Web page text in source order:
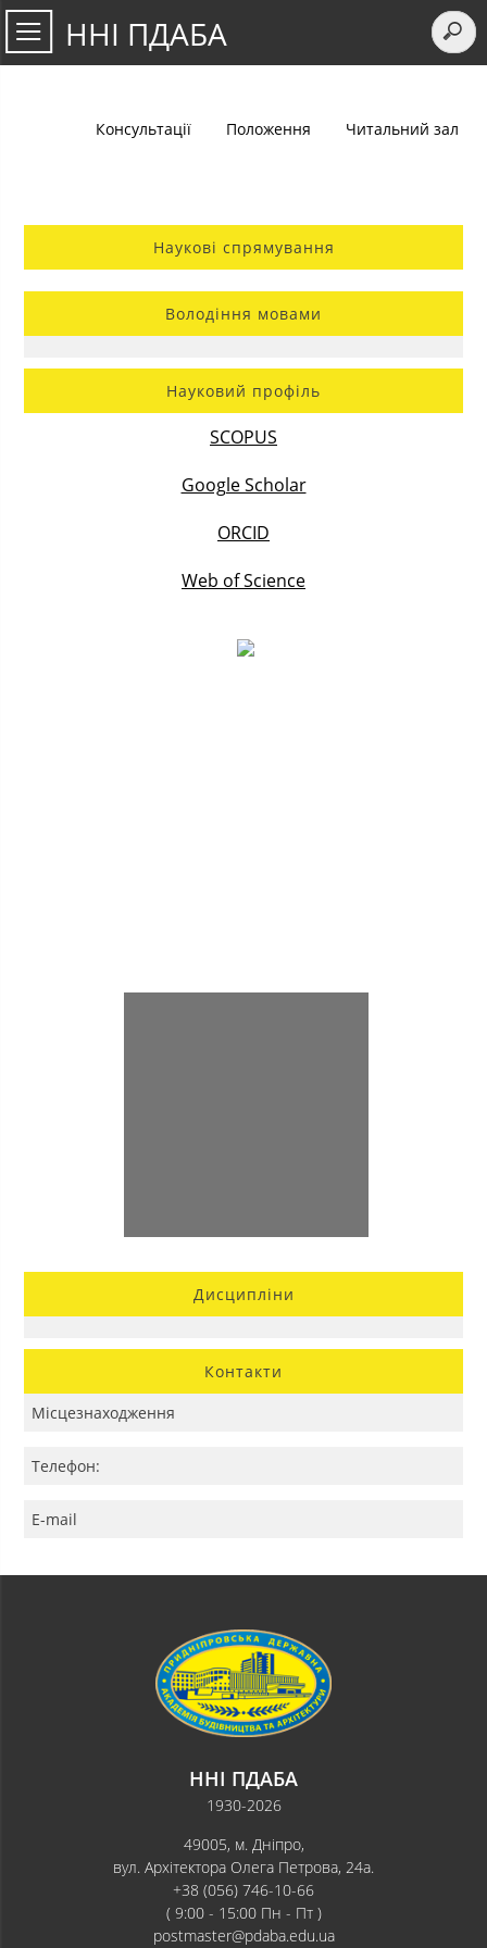
ННІ ПДАБА
Консультації Положення Читальний зал
Наукові спрямування
Володіння мовами
Науковий профіль
SCOPUS
Google Scholar
ORCID
Web of Science
Дисципліни
Контакти
Місцезнаходження
Телефон:
E-mail
ННІ ПДАБА
1930-2026
49005, м. Дніпро,
вул. Архітектора Олега Петрова, 24а.
+38 (056) 746-10-66
( 9:00 - 15:00 Пн - Пт )
postmaster@pdaba.edu.ua